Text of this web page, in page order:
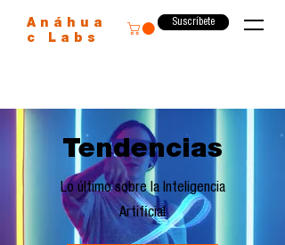
Anáhua
c Labs
Suscríbete
Tendencias
Lo último sobre la Inteligencia
Artificial